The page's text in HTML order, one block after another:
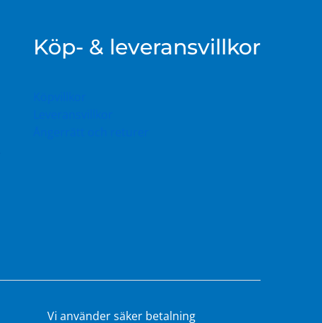
Köp- & leveransvillkor
Vi använder säker betalning